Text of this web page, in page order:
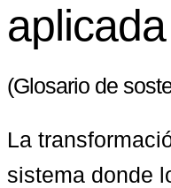
(Glosario de
La
sistema donde